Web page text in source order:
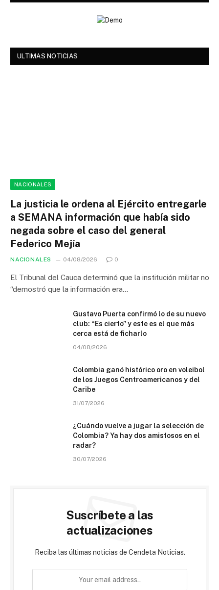
ULTIMAS NOTICIAS
NACIONALES
La justicia le ordena al Ejército entregarle
a SEMANA información que había sido
negada sobre el caso del general
Federico Mejía
NACIONALES 04/08/2026 0
El Tribunal del Cauca determinó que la institución militar no
“demostró que la información era…
Gustavo Puerta confirmó lo de su nuevo
club: “Es cierto” y este es el que más
cerca está de ficharlo
04/08/2026
Colombia ganó histórico oro en voleibol
de los Juegos Centroamericanos y del
Caribe
31/07/2026
¿Cuándo vuelve a jugar la selección de
Colombia? Ya hay dos amistosos en el
radar?
30/07/2026
Suscríbete a las
actualizaciones
Reciba las últimas noticias de Cendeta Noticias.